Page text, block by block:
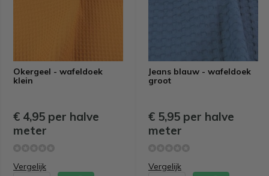
Okergeel - wafeldoek
klein
€ 4,95 per halve
meter
Vergelijk
Jeans blauw - wafeldoek
groot
€ 5,95 per halve
meter
Vergelijk